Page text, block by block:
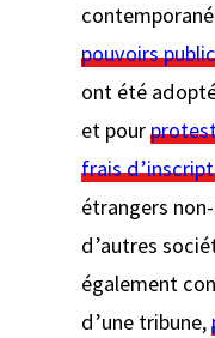
pouvoirs
ont été
et pour
frais
étrangers
d’autres
également
d’une tribune,